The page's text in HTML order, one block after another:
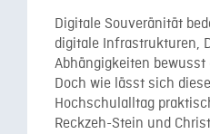
Digitale Souveränität
digitale Infrastrukturen,
Abhängigkeiten
Doch wie lässt sich
Hochschulalltag
Reckzeh-Stein und